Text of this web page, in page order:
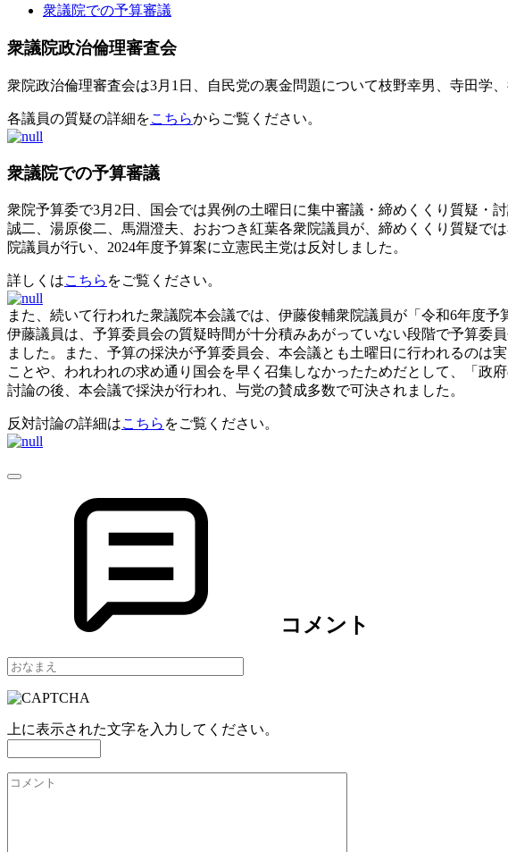
衆議院での予算審議
衆議院政治倫理審査会
衆院政治倫理審査会は3月1日、自民党の裏金問題について枝野幸男、寺田学
各議員の質疑の詳細をこちらからご覧ください。
衆議院での予算審議
衆院予算委で3月2日、国会では異例の土曜日に集中審議・締めくくり質疑・
誠二、湯原俊二、馬淵澄夫、おおつき紅葉各衆院議員が、締めくくり質疑で
院議員が行い、2024年度予算案に立憲民主党は反対しました。
詳しくはこちら をご覧ください。
また、続いて行われた衆議院本会議では、伊藤俊輔衆院議員が「令和6年度予
伊藤議員は、予算委員会の質疑時間が十分積みあがっていない段階で予算委
ました。また、予算の採決が予算委員会、本会議とも土曜日に行われるのは
ことや、われわれの求め通り国会を早く召集しなかったためだとして、「政
討論の後、本会議で採決が行われ、与党の賛成多数で可決されました。
反対討論の詳細はこちら をご覧ください。
コメント
上に表示された文字を入力してください。